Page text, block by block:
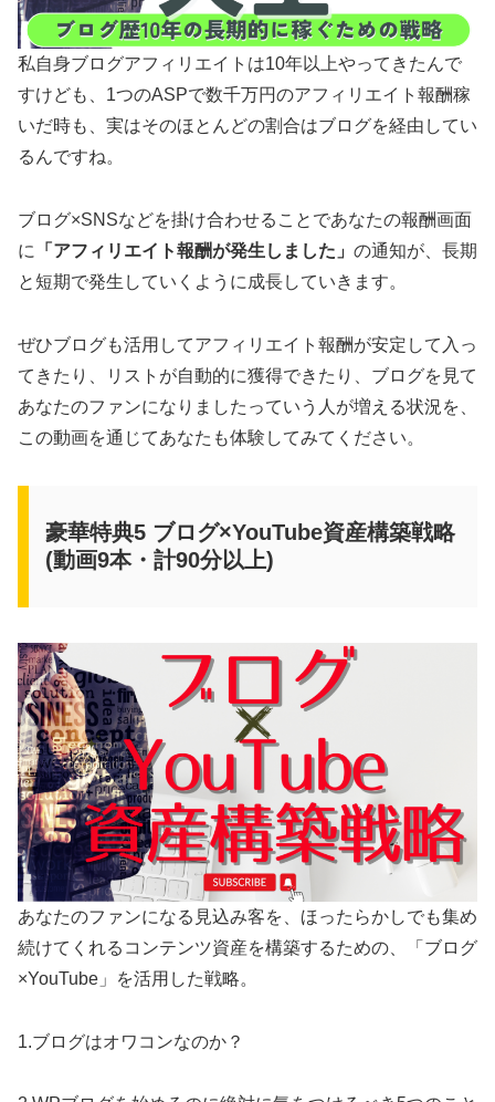
私自身ブログアフィリエイトは10年以上やってきたんで
すけども、1つのASPで数千万円のアフィリエイト報酬稼
いだ時も、実はそのほとんどの割合はブログを経由してい
るんですね。
ブログ×SNSなどを掛け合わせることであなたの報酬画面
に
「アフィリエイト報酬が発生しました」 の通知が、長期
と短期で発生していくように成長していきます。
ぜひブログも活用してアフィリエイト報酬が安定して入っ
てきたり、リストが自動的に獲得できたり、ブログを見て
あなたのファンになりましたっていう人が増える状況を、
この動画を通じてあなたも体験してみてください。
豪華特典5 ブログ×YouTube資産構築戦略
(動画9本・計90分以上)
あなたのファンになる見込み客を、ほったらかしでも集め
続けてくれるコンテンツ資産を構築するための、「ブログ
×YouTube」を活用した戦略。
1.ブログはオワコンなのか？